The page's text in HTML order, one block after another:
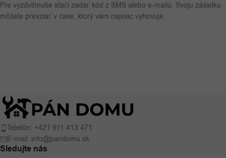
Pre vyzdvihnutie stačí zadať kód z SMS alebo e-mailu. Svoju zásielku
môžete prevziať v čase, ktorý vám najviac vyhovuje.
Telefón: +421 911 413 471
E-mail: info@pandomu.sk
Sledujte nás